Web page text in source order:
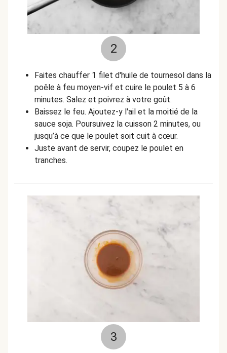
2
Faites chauffer 1 filet d'huile de tournesol dans la
poêle à feu moyen-vif et cuire le poulet 5 à 6
minutes. Salez et poivrez à votre goût.
Baissez le feu. Ajoutez-y l'ail et la moitié de la
sauce soja. Poursuivez la cuisson 2 minutes, ou
jusqu’à ce que le poulet soit cuit à cœur.
Juste avant de servir, coupez le poulet en
tranches.
3